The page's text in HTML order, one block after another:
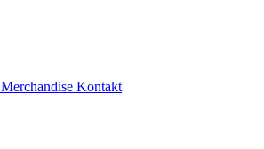
Merchandise Kontakt